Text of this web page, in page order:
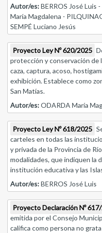
Autor/es:BERROS José Luis
María Magdalena -
SEMPÉ Luciano Jesús
Proyecto Ley Nº 620/2025
protección y conservación de
caza, captura, acoso,
exhibición. Establece como
San Matías.
Autor/es:ODARDA María
Proyecto Ley Nº 618/2025
carteles en todas las
y privada de la Provincia de
modalidades, que indiquen la
institución educativa y las
Autor/es:BERROS José Luis
Proyecto Declaración Nº
emitida por el Consejo
califica como persona no